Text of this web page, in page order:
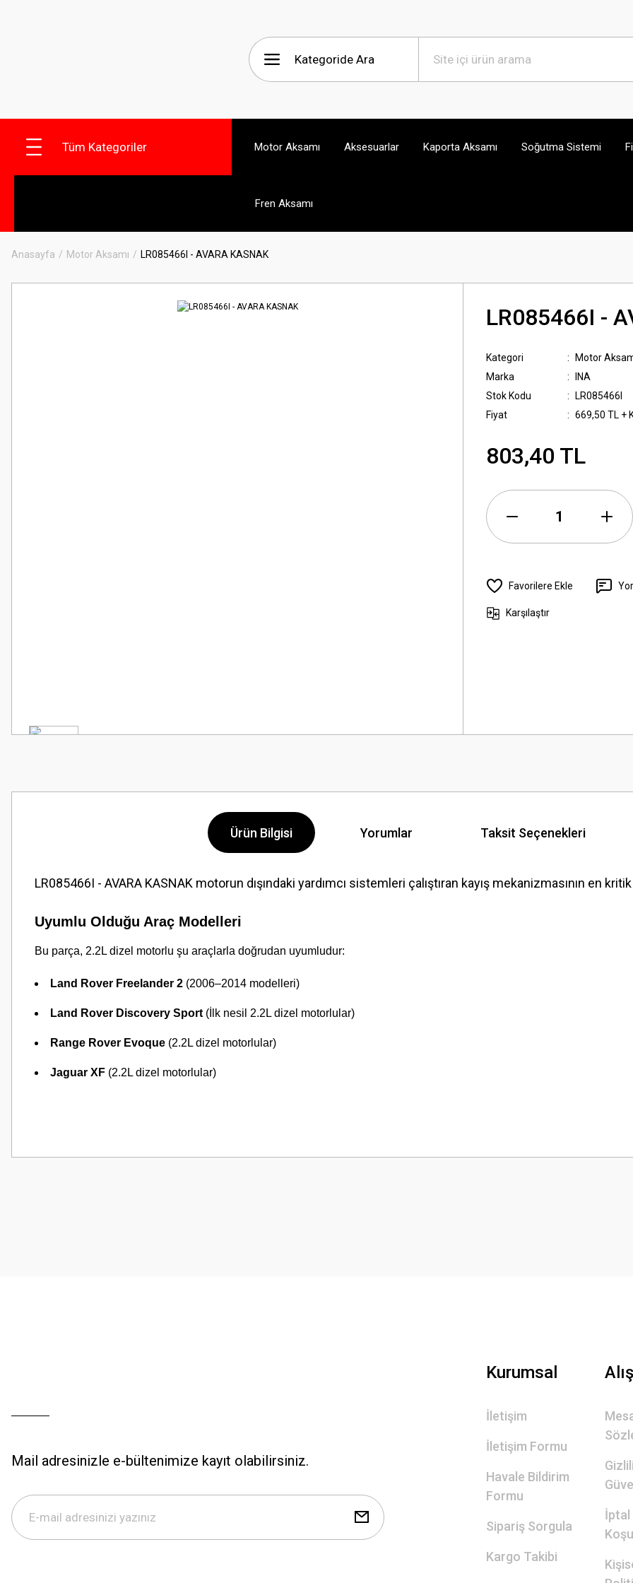
Tüm Kategoriler Motor Aksamı Aksesuarlar Kaporta Aksamı Soğutma Sistemi
Fren Aksamı
Anasayfa Motor Aksamı LR085466I - AVARA KASNAK
LR085466I -
Kategori
Motor
Marka
INA
Stok Kodu
LR085466I
Fiyat
669,50 TL +
803,40 TL
Karşılaştır
Ürün Bilgisi Yorumlar Taksit Seçenekleri
LR085466I - AVARA KASNAK motorun dışındaki yardımcı sistemleri çalıştıran kayış mekanizmasının en
Uyumlu Olduğu Araç Modelleri
Bu parça, 2.2L dizel motorlu şu araçlarla doğrudan uyumludur:
Land Rover Freelander 2 (2006–2014 modelleri)
Land Rover Discovery Sport (İlk nesil 2.2L dizel motorlular)
Range Rover Evoque (2.2L dizel motorlular)
Jaguar XF (2.2L dizel motorlular)
Görüş ve önerileriniz için teşekkür ederiz.
Mail adresinizle e-bültenimize kayıt olabilirsiniz.
Kurumsal
İletişim
İletişim Formu
Havale Bildirim
Formu
Sipariş Sorgula
Kargo Takibi
İptal